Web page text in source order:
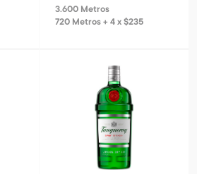
3.600 Metros
720 Metros + 4 x $235